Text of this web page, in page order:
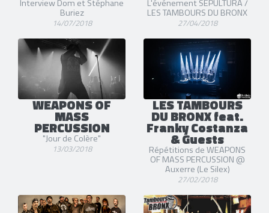
Interview Dom et Stéphane
Buriez
14/07/2018
L'événement SEPULTURA /
LES TAMBOURS DU BRONX
27/04/2018
WEAPONS OF
MASS
PERCUSSION
"Jour de Colère"
13/03/2018
LES TAMBOURS
DU BRONX feat.
Franky Costanza
& Guests
Répétitions de WEAPONS
OF MASS PERCUSSION @
Auxerre (Le Silex)
27/02/2018